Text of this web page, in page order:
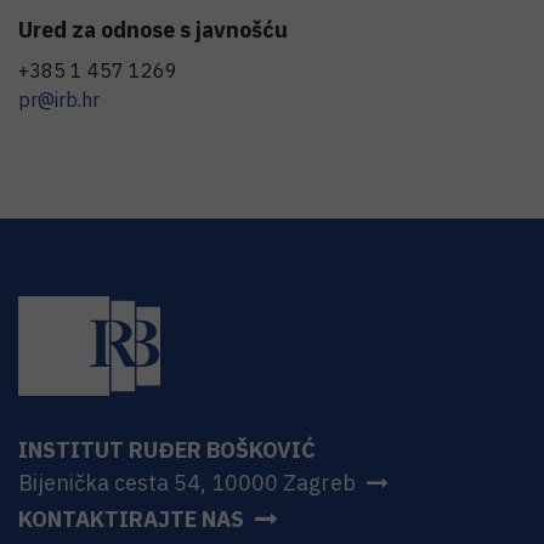
Ured za odnose s javnošću
+385 1 457 1269
pr@irb.hr
INSTITUT RUĐER BOŠKOVIĆ
Bijenička cesta 54, 10000 Zagreb
KONTAKTIRAJTE NAS